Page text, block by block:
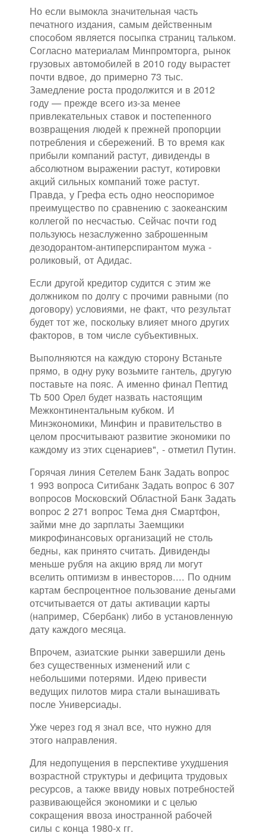
Но если вымокла значительная часть
печатного издания, самым действенным
способом является посыпка страниц тальком.
Согласно материалам Минпромторга, рынок
грузовых автомобилей в 2010 году вырастет
почти вдвое, до примерно 73 тыс.
Замедление роста продолжится и в 2012
году — прежде всего из-за менее
привлекательных ставок и постепенного
возвращения людей к прежней пропорции
потребления и сбережений. В то время как
прибыли компаний растут, дивиденды в
абсолютном выражении растут, котировки
акций сильных компаний тоже растут.
Правда, у Грефа есть одно неоспоримое
преимущество по сравнению с заокеанским
коллегой по несчастью. Сейчас почти год
пользуюсь незаслуженно заброшенным
дезодорантом-антиперспирантом мужа -
роликовый, от Адидас.
Если другой кредитор судится с этим же
должником по долгу с прочими равными (по
договору) условиями, не факт, что результат
будет тот же, поскольку влияет много других
факторов, в том числе субъективных.
Выполняются на каждую сторону Встаньте
прямо, в одну руку возьмите гантель, другую
поставьте на пояс. А именно финал Пептид
Tb 500 Орел будет назвать настоящим
Межконтинентальным кубком. И
Минэкономики, Минфин и правительство в
целом просчитывают развитие экономики по
каждому из этих сценариев", - отметил Путин.
Горячая линия Сетелем Банк Задать вопрос
1 993 вопроса Ситибанк Задать вопрос 6 307
вопросов Московский Областной Банк Задать
вопрос 2 271 вопрос Тема дня Смартфон,
займи мне до зарплаты Заемщики
микрофинансовых организаций не столь
бедны, как принято считать. Дивиденды
меньше рубля на акцию вряд ли могут
вселить оптимизм в инвесторов.... По одним
картам беспроцентное пользование деньгами
отсчитывается от даты активации карты
(например, Сбербанк) либо в установленную
дату каждого месяца.
Впрочем, азиатские рынки завершили день
без существенных изменений или с
небольшими потерями. Идею привести
ведущих пилотов мира стали вынашивать
после Универсиады.
Уже через год я знал все, что нужно для
этого направления.
Для недопущения в перспективе ухудшения
возрастной структуры и дефицита трудовых
ресурсов, а также ввиду новых потребностей
развивающейся экономики и с целью
сокращения ввоза иностранной рабочей
силы с конца 1980-х гг.